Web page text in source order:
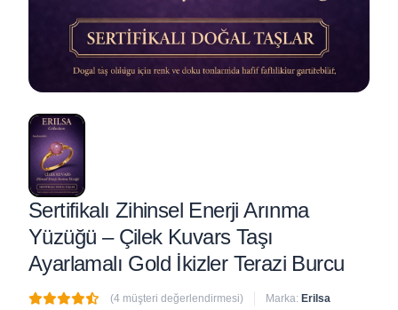
Sertifikalı Zihinsel Enerji Arınma
Yüzüğü – Çilek Kuvars Taşı
Ayarlamalı Gold İkizler Terazi Burcu
(4 müşteri değerlendirmesi) Marka: Erilsa